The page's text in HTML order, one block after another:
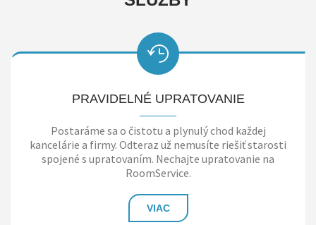
PRAVIDELNÉ UPRATOVANIE
Postaráme sa o čistotu a plynulý chod každej
kancelárie a firmy. Odteraz už nemusíte riešiť starosti
spojené s upratovaním. Nechajte upratovanie na
RoomService.
VIAC